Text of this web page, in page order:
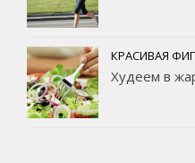
КРАСИВАЯ
Худеем в